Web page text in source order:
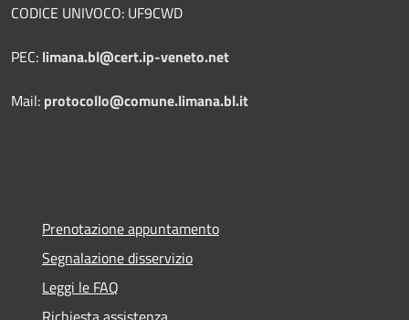
CODICE UNIVOCO: UF9CWD
PEC: limana.bl@cert.ip-veneto.net
Mail: protocollo@comune.limana.bl.it
Prenotazione appuntamento
Segnalazione disservizio
Leggi le FAQ